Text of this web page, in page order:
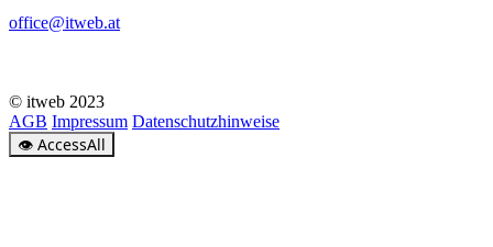
office@itweb.at
© itweb 2023
AGB Impressum Datenschutzhinweise
👁 AccessAll